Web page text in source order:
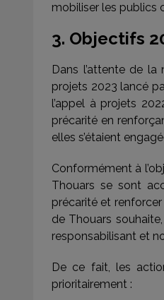
mobiliser les publics
3. Objectifs
Dans l’attente de
projets 2023 lancé
l’appel à projets
précarité en
elles s’étaient
Conformément à
Thouars se sont
précarité et renforcer
de Thouars
responsabilisant et
De ce fait, les
prioritairement :